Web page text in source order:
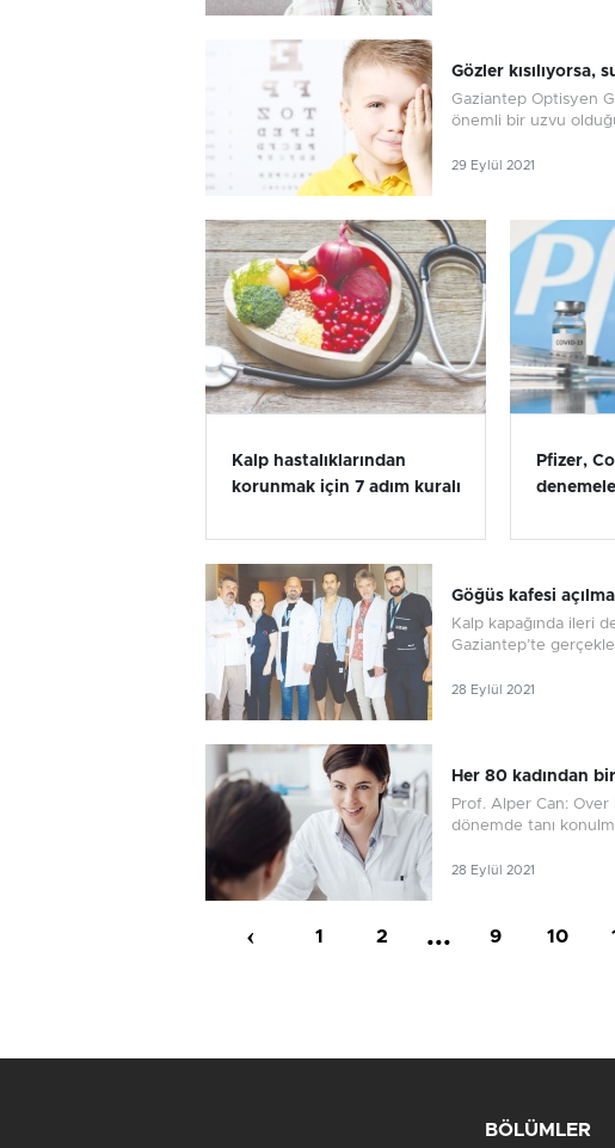
Gözler
Gaziantep Optisyen
önemli bir uzvu
29 Eylül 2021
Kalp hastalıklarından
korunmak için 7 adım kuralı
Pfizer,
Göğüs kafesi
Kalp kapağında ileri
Gaziantep’te
28 Eylül 2021
Her 80 kadından
Prof. Alper Can:
dönemde tanı
28 Eylül 2021
‹ 1 2 ... 9 10
BÖLÜMLER